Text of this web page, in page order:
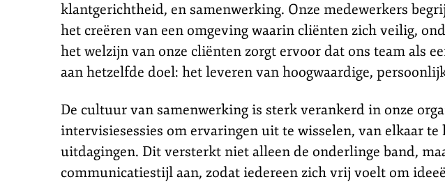
klantgerichtheid, en samenwerking. Onze medewerkers
het creëren van een omgeving waarin cliënten zich veilig,
het welzijn van onze cliënten zorgt ervoor dat ons team als
aan hetzelfde doel: het leveren van hoogwaardige,
De cultuur van samenwerking is sterk verankerd in onze
intervisiesessies om ervaringen uit te wisselen, van elkaar
uitdagingen. Dit versterkt niet alleen de onderlinge band,
communicatiestijl aan, zodat iedereen zich vrij voelt om